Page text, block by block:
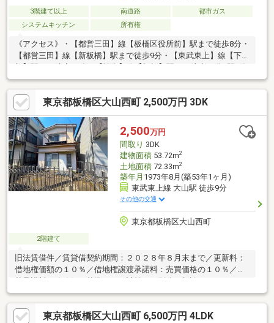
3階建て以上 南道路
都市ガス
システムキッチン
所有権
《アクセス》・【都営三田】線【板橋区役所前】駅まで徒歩8分・
【都営三田】線【新板橋】駅まで徒歩9分・【東武東上】線【下板
線の利用が可能です。お出かけ先や目的に応じて駅をお選びいた
だけます。《室内の特徴》・2階LDKは約17畳あります。・屋上付
住戸。水栓がついているため、ガーデニングや子供用プール設置
他、バーベキュー、ゴルフのパター練習等、趣味の場として多用
途にご利用いただけます。・1階と2階と3階にトイレ及び浴室が
あります。
東京都板橋区大山西町 2,500万円 3DK
2,500万円
間取り 3DK
建物面積53.72m2
土地面積72.33m2
築年月 1973年8月(築53年1ヶ月)
東武東上線 大山駅 徒歩9分
その他の交通
東京都板橋区大山西町
2階建て
旧法賃借件／賃貸借契約期間：２０２８年８月末まで／更新料：
借地権価額の１０％／借地権譲渡承諾料：売買価格の１０％／建
東京都板橋区大山西町 6,500万円 4LDK